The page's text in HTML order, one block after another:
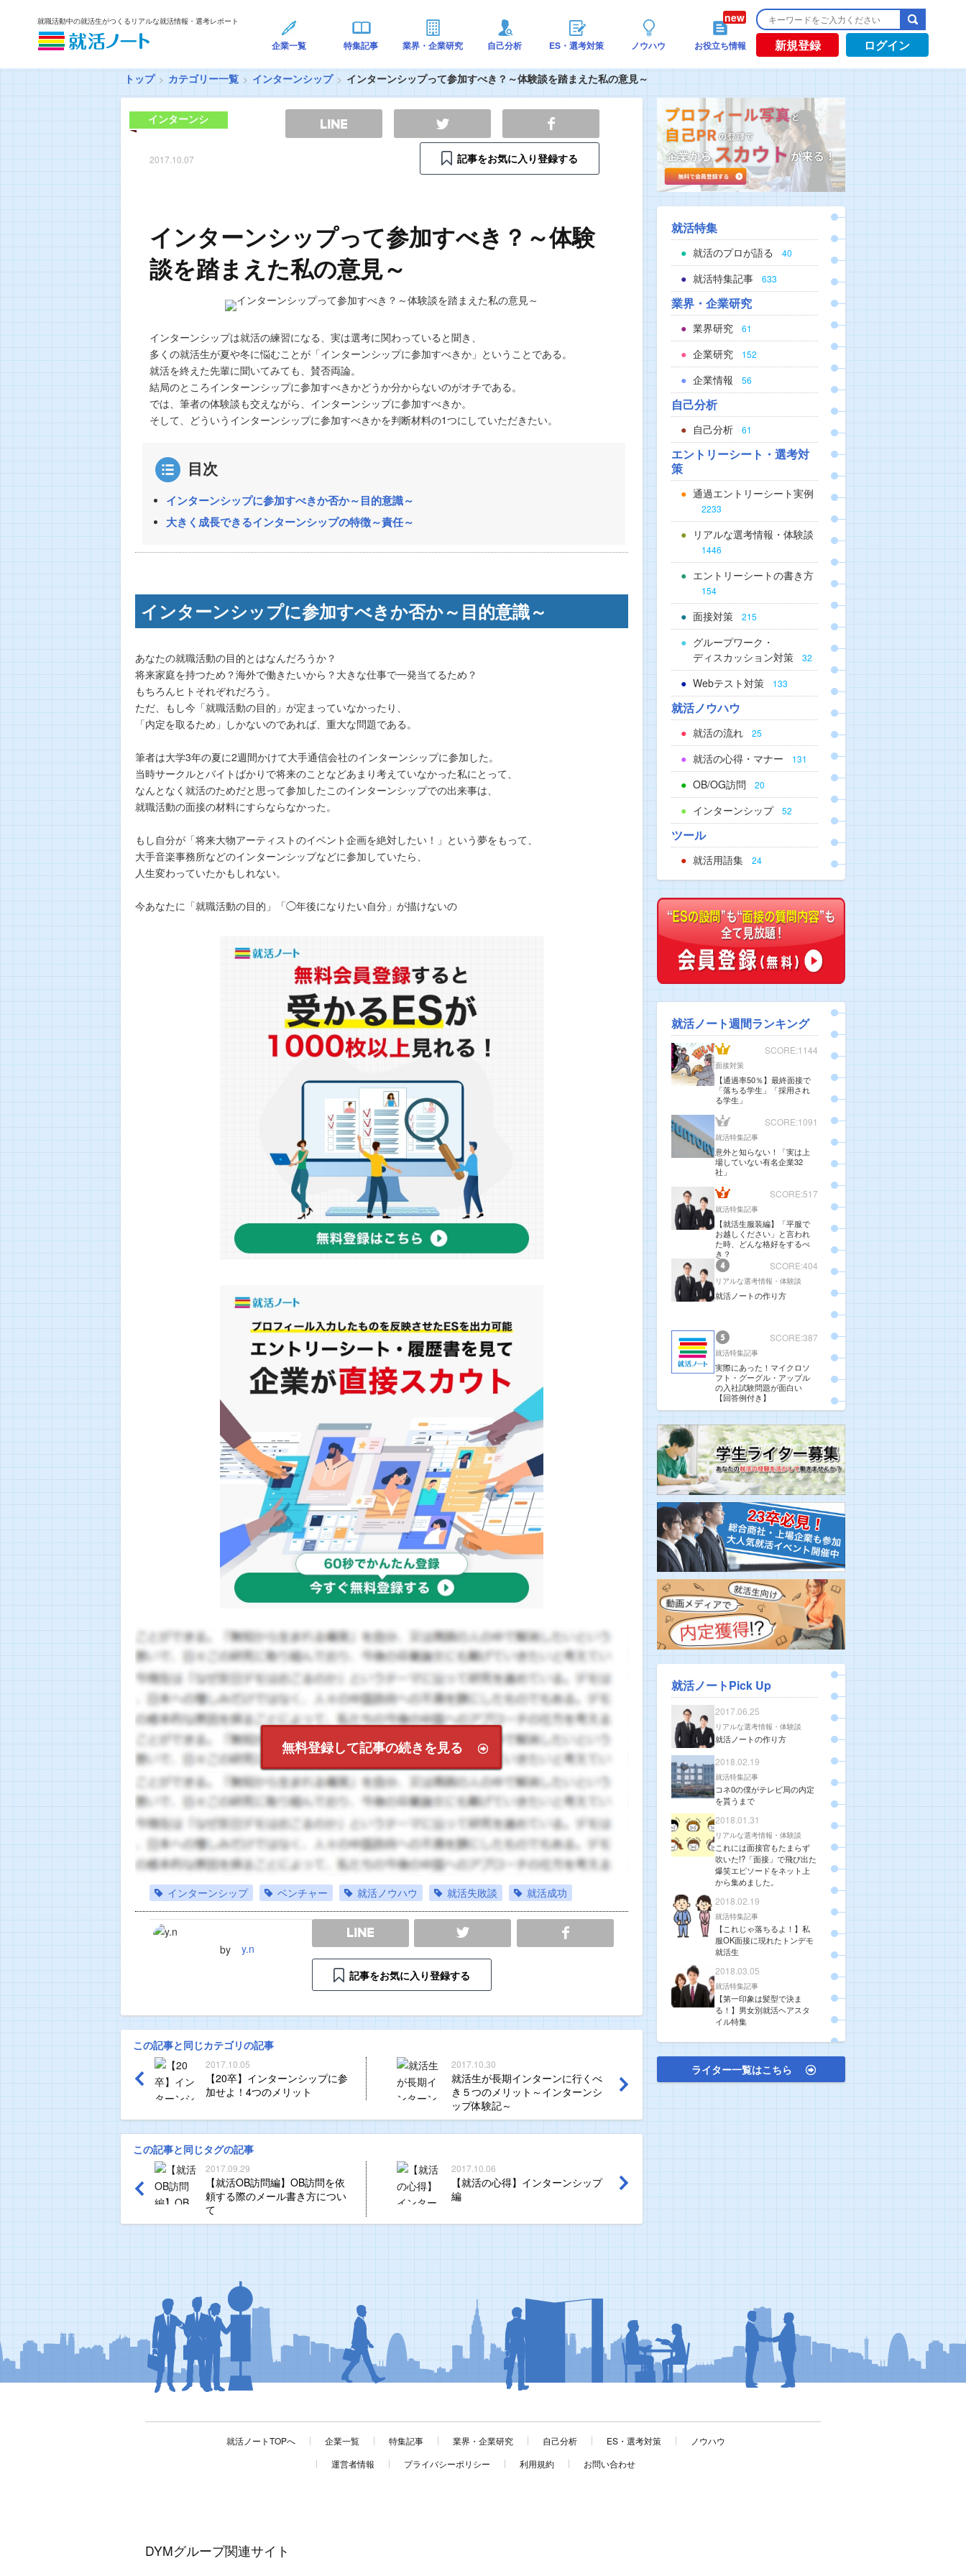
就職活動中の就活生がつくるリアルな就活情報・選考レポート
企業一覧 特集記事 業界・企業研究 自己分析 ES・選考対策 ノウハウ お役立ち情報 新規登録 ログイン
トップ カテゴリー一覧 インターンシップ インターンシップって参加すべき？～体験談を踏まえた私の意見～
インターンシ
2017.10.07 記事をお気に入り登録する
インターンシップって参加すべき？～体験
談を踏まえた私の意見～
インターンシップは就活の練習になる、実は選考に関わっていると聞き、
多くの就活生が夏や冬に悩むことが「インターンシップに参加すべきか」ということである。
就活を終えた先輩に聞いてみても、賛否両論。
結局のところインターンシップに参加すべきかどうか分からないのがオチである。
では、筆者の体験談も交えながら、インターンシップに参加すべきか。
そして、どういうインターンシップに参加すべきかを判断材料の1つにしていただきたい。
目次
インターンシップに参加すべきか否か～目的意識～
大きく成長できるインターンシップの特徴～責任～
インターンシップに参加すべきか否か～目的意識～
あなたの就職活動の目的とはなんだろうか？
将来家庭を持つため？海外で働きたいから？大きな仕事で一発当てるため？
もちろんヒトそれぞれだろう。
ただ、もし今「就職活動の目的」が定まっていなかったり、
「内定を取るため」しかないのであれば、重大な問題である。
筆者は大学3年の夏に2週間かけて大手通信会社のインターンシップに参加した。
当時サークルとバイトばかりで将来のことなどあまり考えていなかった私にとって、
なんとなく就活のためだと思って参加したこのインターンシップでの出来事は、
就職活動の面接の材料にすらならなかった。
もし自分が「将来大物アーティストのイベント企画を絶対したい！」という夢をもって、
大手音楽事務所などのインターンシップなどに参加していたら、
人生変わっていたかもしれない。
今あなたに「就職活動の目的」「◯年後になりたい自分」が描けないの
無料登録して記事の続きを見る
インターンシップ ベンチャー 就活ノウハウ 就活失敗談 就活成功
by y.n
LINE SHARE
記事をお気に入り登録する
この記事と同じカテゴリの記事
2017.10.05
【20卒】インターンシップに参
加せよ！4つのメリット
2017.10.30
就活生が長期インターンに行くべ
き５つのメリット～インターンシ
ップ体験記～
この記事と同じタグの記事
2017.09.29
【就活OB訪問編】OB訪問を依
頼する際のメール書き方につい
て
2017.10.06
【就活の心得】インターンシップ
編
就活特集
就活のプロが語る 40
就活特集記事 633
業界・企業研究
業界研究 61
企業研究 152
企業情報 56
自己分析
自己分析 61
エントリーシート・選考対
策
通過エントリーシート実例
2233
リアルな選考情報・体験談
1446
エントリーシートの書き方
154
面接対策 215
グループワーク・
ディスカッション対策
32
Webテスト対策 133
就活ノウハウ
就活の流れ 25
就活の心得・マナー 131
OB/OG訪問 20
インターンシップ 52
ツール
就活用語集 24
就活ノート週間ランキング
SCORE:1144
面接対策
【通過率50％】最終面接で
「落ちる学生」「採用され
る学生」
SCORE:1091
就活特集記事
意外と知らない！「実は上
場していない有名企業32
社」
SCORE:517
就活特集記事
【就活生服装編】「平服で
お越しください」と言われ
た時、どんな格好をするべ
き？
SCORE:404
リアルな選考情報・体験談
就活ノートの作り方
SCORE:387
就活特集記事
実際にあった！マイクロソ
フト・グーグル・アップル
の入社試験問題が面白い
【回答例付き】
就活ノートPick Up
2017.06.25
リアルな選考情報・体験談
就活ノートの作り方
2018.02.19
就活特集記事
コネ0の僕がテレビ局の内定
を貰うまで
2018.01.31
リアルな選考情報・体験談
これには面接官もたまらず
吹いた!?「面接」で飛び出た
爆笑エピソードをネット上
から集めました。
2018.02.19
就活特集記事
【これじゃ落ちるよ！】私
服OK面接に現れたトンデモ
就活生
2018.03.05
就活特集記事
【第一印象は髪型で決ま
る！】男女別就活ヘアスタ
イル特集
ライター一覧はこちら
就活ノートTOPへ 企業一覧 特集記事 業界・企業研究 自己分析 ES・選考対策
ノウハウ
運営者情報
プライバシーポリシー 利用規約 お問い合わせ
DYMグループ関連サイト